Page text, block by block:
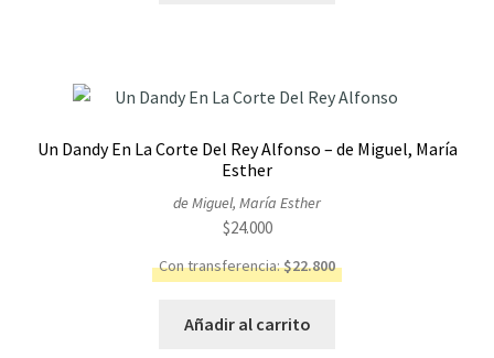
Un Dandy En La Corte Del Rey Alfonso – de Miguel, María
Esther
de Miguel, María Esther
$24.000
Con transferencia:$22.800
Añadir al carrito